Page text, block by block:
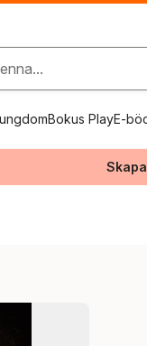
Bokus PlayE-